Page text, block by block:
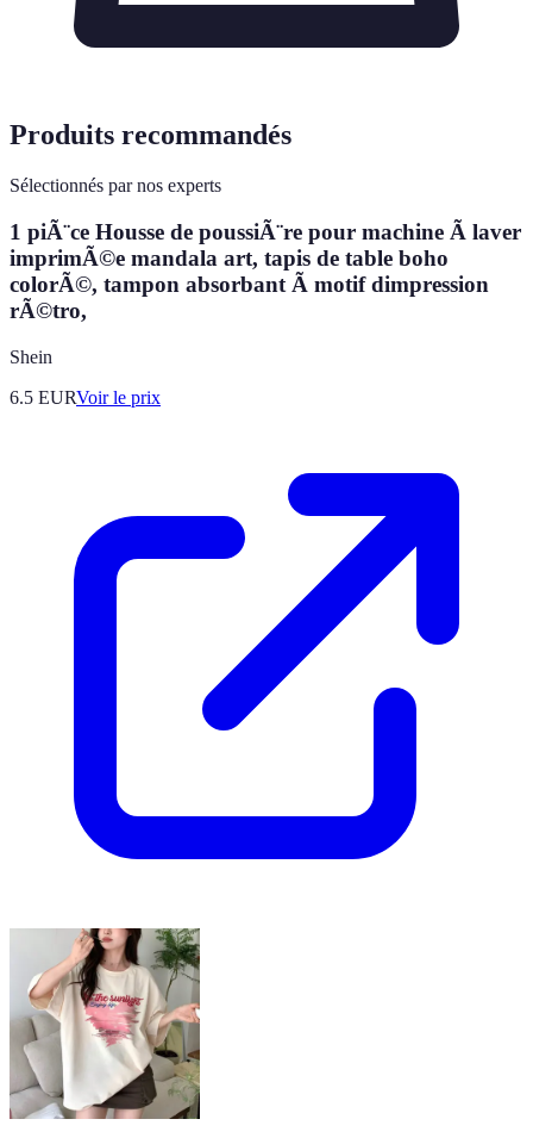
Produits recommandés
Sélectionnés par nos experts
1 piÃ¨ce Housse de poussiÃ¨re pour machine Ã laver
imprimÃ©e mandala art, tapis de table boho
colorÃ©, tampon absorbant Ã motif dimpression
rÃ©tro,
Shein
6.5 EURVoir le prix